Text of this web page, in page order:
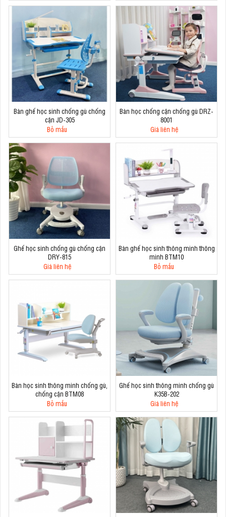
Bàn ghế học sinh chống gù chống
cận JD-305
Bỏ mẫu
Bàn học chống cận chống gù DRZ-
8001
Giá liên hệ
Ghế học sinh chống gù chống cận
DRY-815
Giá liên hệ
Bàn ghế học sinh thông minh thông
minh BTM10
Bỏ mẫu
Bàn học sinh thông minh chống gù,
chống cận BTM08
Bỏ mẫu
Ghế học sinh thông minh chống gù
K35B-202
Giá liên hệ